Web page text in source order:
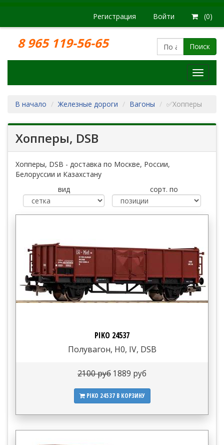
Регистрация Войти (0)
8 965 119-56-65 Поиск
Модели
В начало
Железные дороги Вагоны ✅Хопперы
Хопперы, DSB
Хопперы, DSB - доставка по Москве, России,
Белоруссии и Казахстану
вид
сорт. по
PIKO 24537
Полувагон, H0, IV, DSB
2100 руб 1889 руб
PIKO 24537 В КОРЗИНУ